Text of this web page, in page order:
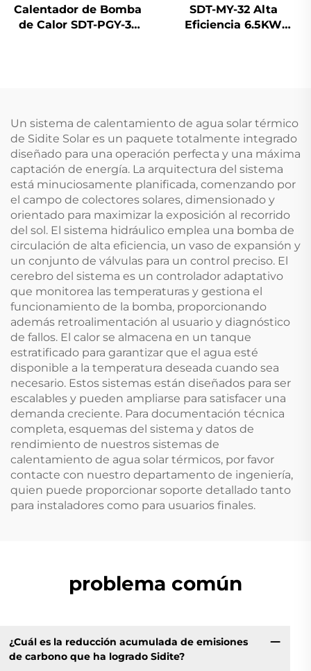
Calentador de Bomba
de Calor SDT-PGY-32
SDT-MY-32 Alta
Eficiencia 6.5KW
Acero Galvanizado
para
Un sistema de calentamiento de agua solar térmico
de Sidite Solar es un paquete totalmente integrado
diseñado para una operación perfecta y una máxima
captación de energía. La arquitectura del sistema
está minuciosamente planificada, comenzando por
el campo de colectores solares, dimensionado y
orientado para maximizar la exposición al recorrido
del sol. El sistema hidráulico emplea una bomba de
circulación de alta eficiencia, un vaso de expansión y
un conjunto de válvulas para un control preciso. El
cerebro del sistema es un controlador adaptativo
que monitorea las temperaturas y gestiona el
funcionamiento de la bomba, proporcionando
además retroalimentación al usuario y diagnóstico
de fallos. El calor se almacena en un tanque
estratificado para garantizar que el agua esté
disponible a la temperatura deseada cuando sea
necesario. Estos sistemas están diseñados para ser
escalables y pueden ampliarse para satisfacer una
demanda creciente. Para documentación técnica
completa, esquemas del sistema y datos de
rendimiento de nuestros sistemas de
calentamiento de agua solar térmicos, por favor
contacte con nuestro departamento de ingeniería,
quien puede proporcionar soporte detallado tanto
para instaladores como para usuarios finales.
problema común
¿Cuál es la reducción acumulada de emisiones
de carbono que ha logrado Sidite?